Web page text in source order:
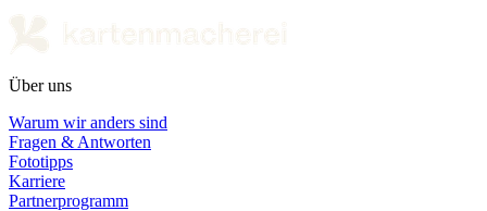
Über uns
Warum wir anders sind
Fragen & Antworten
Fototipps
Karriere
Partnerprogramm